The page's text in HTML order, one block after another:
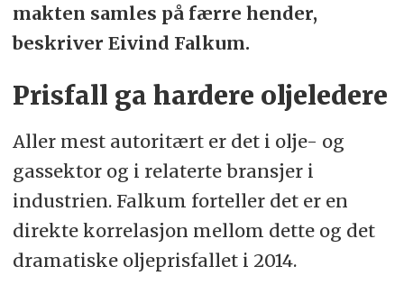
makten samles på færre hender,
beskriver Eivind Falkum.
Prisfall ga hardere oljeledere
Aller mest autoritært er det i olje- og
gassektor og i relaterte bransjer i
industrien. Falkum forteller det er en
direkte korrelasjon mellom dette og det
dramatiske oljeprisfallet i 2014.